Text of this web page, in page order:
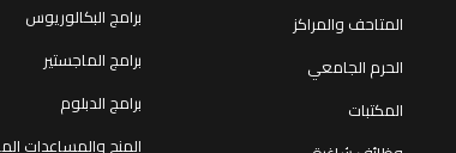
المتاحف والمراكز
الحرم الجامعي
المكتبات
برامج البكالوريوس
برامج الماجستير
برامج الدبلوم
المنح والمساعدات